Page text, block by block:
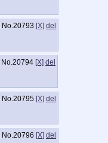
No.20793 [X] del
No.20794 [X] del
No.20795 [X] del
No.20796 [X] del